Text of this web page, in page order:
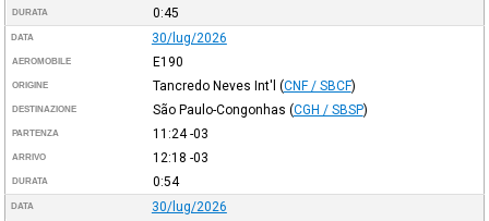
DURATA 0:45
DATA 30/lug/2026
AEROMOBILE E190
ORIGINE Tancredo Neves Int'l (CNF / SBCF)
DESTINAZIONE São Paulo-Congonhas (CGH / SBSP)
PARTENZA 11:24-03
ARRIVO 12:18 -03
DURATA 0:54
DATA 30/lug/2026